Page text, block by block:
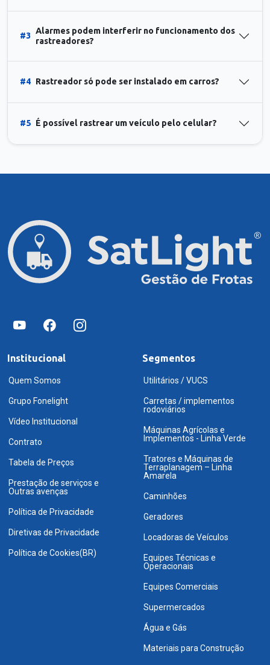
#3
Alarmes podem interferir no funcionamento dos
rastreadores?
#4 Rastreador só pode ser instalado em carros?
#5 É possível rastrear um veículo pelo celular?
Institucional
Quem Somos
Grupo Fonelight
Vídeo Institucional
Contrato
Tabela de Preços
Prestação de serviços e
Outras avenças
Política de Privacidade
Diretivas de Privacidade
Política de Cookies(BR)
Segmentos
Utilitários / VUCS
Carretas / implementos
rodoviários
Máquinas Agrícolas e
Implementos - Linha Verde
Tratores e Máquinas de
Terraplanagem – Linha
Amarela
Caminhões
Geradores
Locadoras de Veículos
Equipes Técnicas e
Operacionais
Equipes Comerciais
Supermercados
Água e Gás
Materiais para Construção